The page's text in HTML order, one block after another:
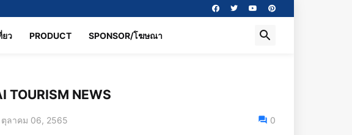
ยว PRODUCT SPONSOR/โฆษณา
TOURISM NEWS
ลาคม 06, 2565 0